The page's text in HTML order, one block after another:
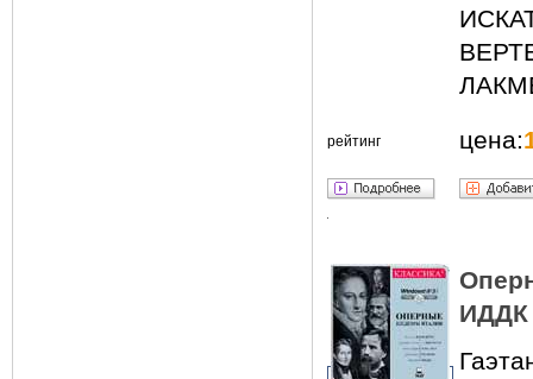
рейтинг цена:
ИДДК